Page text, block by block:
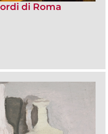
di Roma